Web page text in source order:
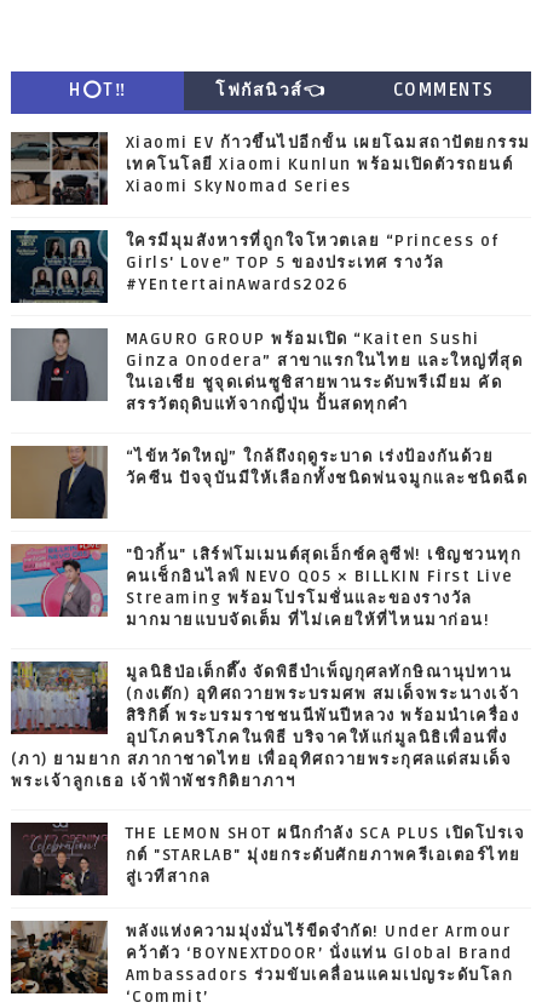
H⭕T‼ โฟกัสนิวส์👈 COMMENTS
Xiaomi EV ก้าวขึ้นไปอีกขั้น เผยโฉมสถาปัตยกรรม
เทคโนโลยี Xiaomi Kunlun พร้อมเปิดตัวรถยนต์
Xiaomi SkyNomad Series
ใครมีมุมสังหารที่ถูกใจโหวตเลย “Princess of
Girls' Love” TOP 5 ของประเทศ รางวัล
#YEntertainAwards2026
MAGURO GROUP พร้อมเปิด “Kaiten Sushi
Ginza Onodera” สาขาแรกในไทย และใหญ่ที่สุด
ในเอเชีย ชูจุดเด่นซูชิสายพานระดับพรีเมียม คัด
สรรวัตถุดิบแท้จากญี่ปุ่น ปั้นสดทุกคำ
“ไข้หวัดใหญ่” ใกล้ถึงฤดูระบาด เร่งป้องกันด้วย
วัคซีน ปัจจุบันมีให้เลือกทั้งชนิดพ่นจมูกและชนิดฉีด
"บิวกิ้น" เสิร์ฟโมเมนต์สุดเอ็กซ์คลูซีฟ! เชิญชวนทุก
คนเช็กอินไลฟ์ NEVO Q05 × BILLKIN First Live
Streaming พร้อมโปรโมชั่นและของรางวัล
มากมายแบบจัดเต็ม ที่ไม่เคยให้ที่ไหนมาก่อน!
มูลนิธิป่อเต็กตึ๊ง จัดพิธีบำเพ็ญกุศลทักษิณานุปทาน
(กงเต๊ก) อุทิศถวายพระบรมศพ สมเด็จพระนางเจ้า
สิริกิติ์ พระบรมราชชนนีพันปีหลวง พร้อมนำเครื่อง
อุปโภคบริโภคในพิธี บริจาคให้แก่มูลนิธิเพื่อนพึ่ง
(ภา) ยามยาก สภากาชาดไทย เพื่ออุทิศถวายพระกุศลแด่สมเด็จ
พระเจ้าลูกเธอ เจ้าฟ้าพัชรกิติยาภาฯ
THE LEMON SHOT ผนึกกำลัง SCA PLUS เปิดโปรเจ
กต์ "STARLAB" มุ่งยกระดับศักยภาพครีเอเตอร์ไทย
สู่เวทีสากล
พลังแห่งความมุ่งมั่นไร้ขีดจำกัด! Under Armour
คว้าตัว ‘BOYNEXTDOOR’ นั่งแท่น Global Brand
Ambassadors ร่วมขับเคลื่อนแคมเปญระดับโลก
‘Commit’